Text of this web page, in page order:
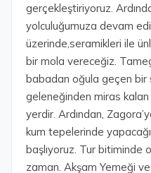
gerçekleştiriyoruz.
yolculuğumuza devam
üzerinde,seramikleri ile
bir mola vereceğiz.
babadan oğula geçen bir
geleneğinden miras
yerdir. Ardından,
kum tepelerinde
başlıyoruz. Tur
zaman. Akşam Yemeği